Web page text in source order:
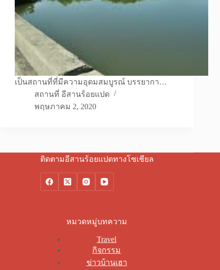
เป็นสถานที่ที่มีความอุดมสมบูรณ์ บรรยากา…
สถานที่ อีสานร้อยแปด
พฤษภาคม 2, 2020
ติดตามอีสานร้อยแปดทางโซเชียล
หมวดหมู่บทความ
Travel
กิจกรรม
ข่าวบ้านเฮา